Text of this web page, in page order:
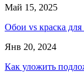
Май 15, 2025
Обои vs краска
Янв 20, 2024
Как уложить